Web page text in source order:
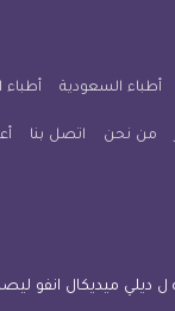
معلومة
للآيفون
أطباء السعودية أطباء
من نحن اتصل بنا
ل ديلي ميديكال انفو